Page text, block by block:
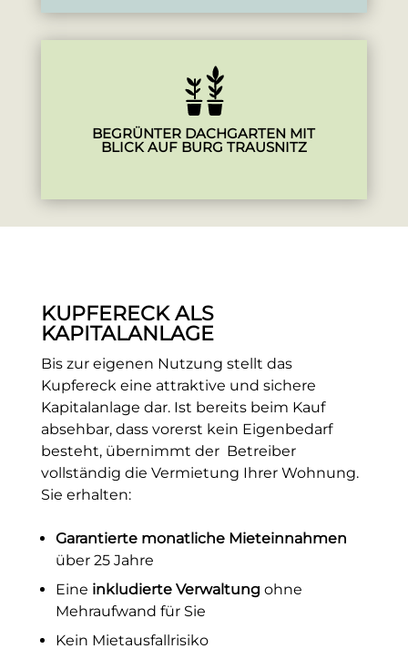
BEGRÜNTER DACHGARTEN MIT
BLICK AUF BURG TRAUSNITZ
KUPFERECK ALS
KAPITALANLAGE
Bis zur eigenen Nutzung stellt das
Kupfereck eine attraktive und sichere
Kapitalanlage dar. Ist bereits beim Kauf
absehbar, dass vorerst kein Eigenbedarf
besteht, übernimmt der Betreiber
vollständig die Vermietung Ihrer Wohnung.
Sie erhalten:
Garantierte monatliche Mieteinnahmen
über 25 Jahre
Eine inkludierte Verwaltung ohne
Mehraufwand für Sie
Kein Mietausfallrisiko